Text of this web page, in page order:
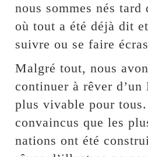
nous sommes nés tard
où tout a été déjà dit
suivre ou se faire
Malgré tout, nous
continuer à rêver d’un
plus vivable pour
convaincus que les
nations ont été